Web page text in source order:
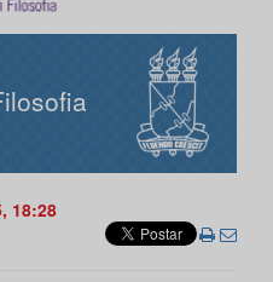
18:28